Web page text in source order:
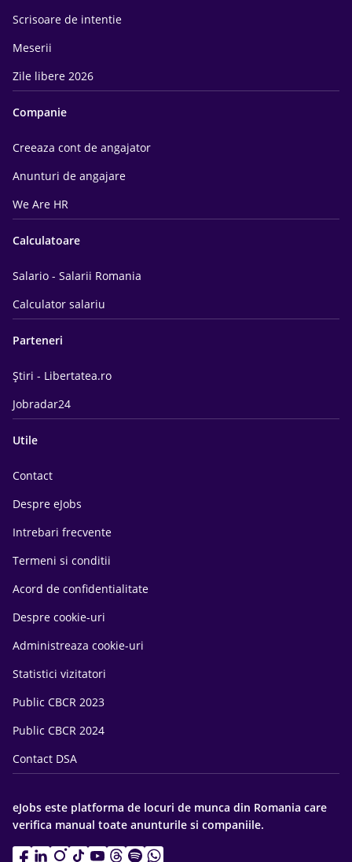
Scrisoare de intentie
Meserii
Zile libere 2026
Companie
Creeaza cont de angajator
Anunturi de angajare
We Are HR
Calculatoare
Salario - Salarii Romania
Calculator salariu
Parteneri
Știri - Libertatea.ro
Jobradar24
Utile
Contact
Despre eJobs
Intrebari frecvente
Termeni si conditii
Acord de confidentialitate
Despre cookie-uri
Administreaza cookie-uri
Statistici vizitatori
Public CBCR 2023
Public CBCR 2024
Contact DSA
eJobs este platforma de locuri de munca din Romania care
verifica manual toate anunturile si companiile.